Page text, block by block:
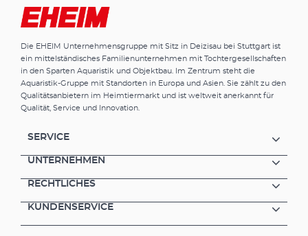
Die EHEIM Unternehmensgruppe mit Sitz in Deizisau bei Stuttgart ist
ein mittelständisches Familienunternehmen mit Tochtergesellschaften
in den Sparten Aquaristik und Objektbau. Im Zentrum steht die
Aquaristik-Gruppe mit Standorten in Europa und Asien. Sie zählt zu den
Qualitätsanbietern im Heimtiermarkt und ist weltweit anerkannt für
Qualität, Service und Innovation.
SERVICE
UNTERNEHMEN
RECHTLICHES
KUNDENSERVICE